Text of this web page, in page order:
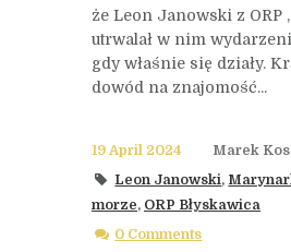
że Leon Janowski z ORP
utrwalał w nim
gdy właśnie się działy.
dowód na znajomość...
19 April 2024
Marek
Leon Janowski,
morze, ORP Błyskawica
0 Comments